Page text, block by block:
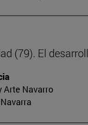
(79). El
Arte Navarro